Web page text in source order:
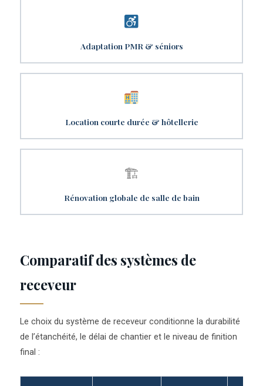
Adaptation PMR & séniors
Location courte durée & hôtellerie
🏗
Rénovation globale de salle de bain
Comparatif des systèmes de
receveur
Le choix du système de receveur conditionne la durabilité
de l’étanchéité, le délai de chantier et le niveau de finition
final :